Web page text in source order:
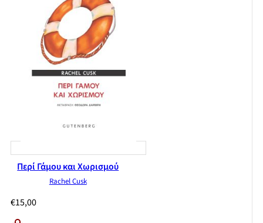
Περί Γάμου και Χωρισμού
Rachel Cusk
€15,00